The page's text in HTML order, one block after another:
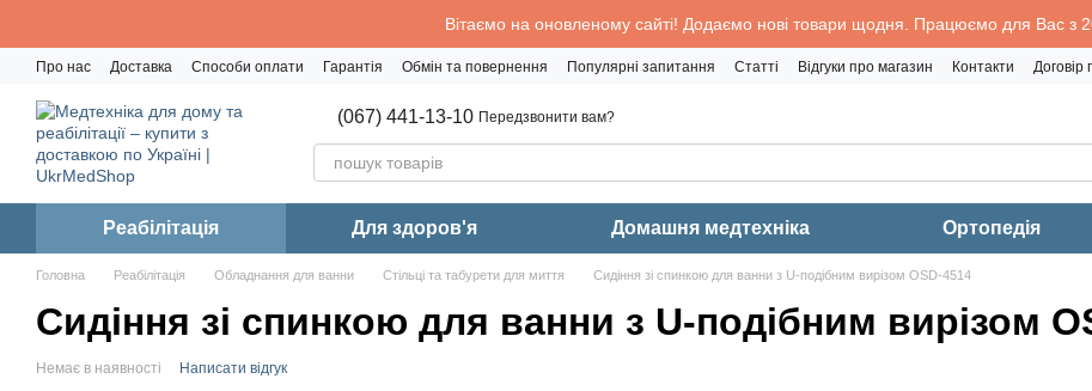
Вітаємо на оновленому сайті! Додаємо нові товари щодня. Працюємо для Вас з
Про нас Доставка Способи оплати Гарантія Обмін та повернення Популярні запитання Статті Відгуки про магазин Контакти
Договір
(067) 441-13-10 Передзвонити вам?
Реабiлiтацiя Для здоров'я Домашня медтехніка Ортопедія
Головна Реабiлiтацiя Обладнання для ванни Стільці та табурети для миття Сидіння зі спинкою для ванни з U-подібним вирізом OSD-4514
Сидіння зі спинкою для ванни з U-подібним вирізом
Немає в наявності Написати відгук